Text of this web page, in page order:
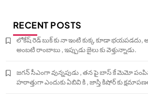
RECENT POSTS
లోకేష్ రెడ్ బుక్ కు నా ఇంటి కుక్క కూడా భయపడదు,
అంబటి రాంబాబు , ఇప్పుడు జైలు కు వెళ్తున్నాడు.
జగన్ సీఎంగా వున్నపుడు , తన పై బాస్ కే మెమో
హఠాత్తుగా ఎందుకు ఏబివి కి , జాస్తి కిషోర్ కు